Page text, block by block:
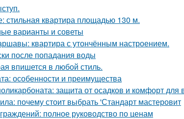
стильная квартира площадью 130 м.
варианты и советы
квартира с утончённым настроением.
после попадания воды
впишется в любой стиль.
особенности и преимущества
защита от осадков и комфорт для
почему стоит выбрать 'Стандарт мастеровит
полное руководство по ценам